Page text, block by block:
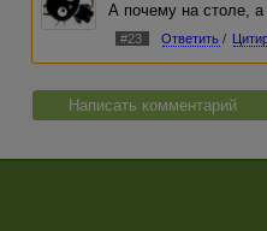
А почему на столе,
#23 Ответить /
Написать комментарий